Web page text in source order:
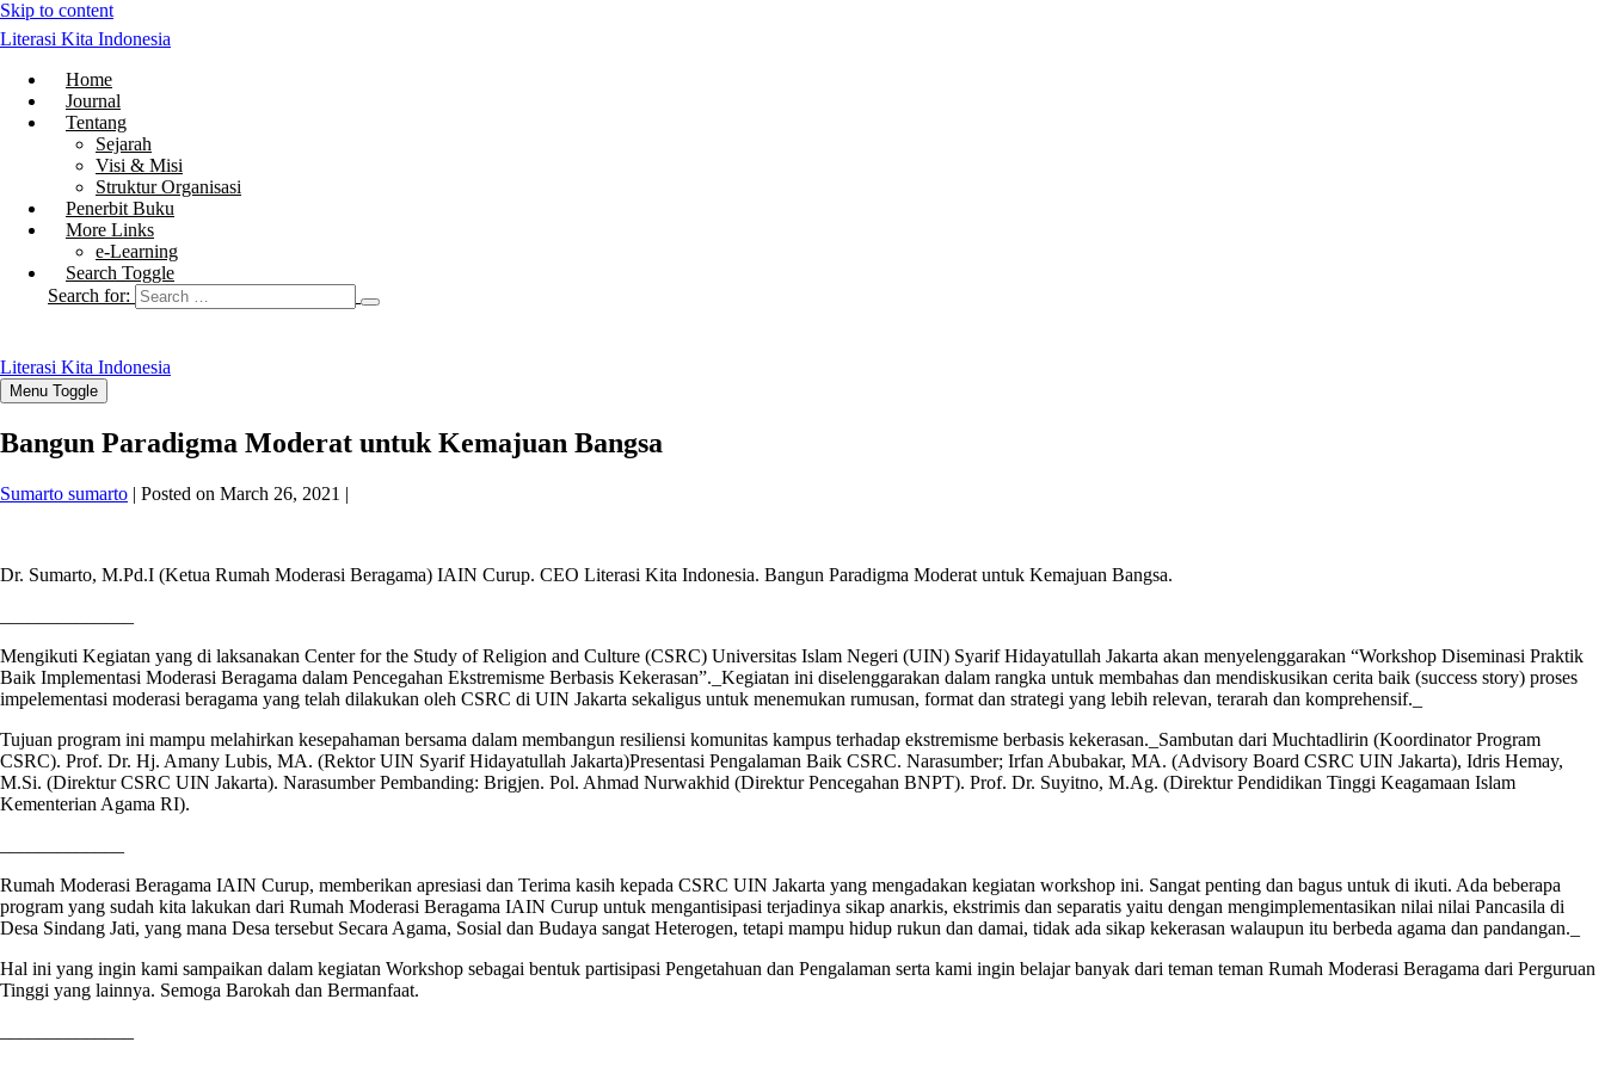
Skip to content
Literasi Kita Indonesia
Home
Journal
Tentang
Sejarah
Visi & Misi
Struktur Organisasi
Penerbit Buku
More Links
e-Learning
Search Toggle
Search for:
Literasi Kita Indonesia
Menu Toggle
Bangun Paradigma Moderat untuk Kemajuan Bangsa
Sumarto sumarto | Posted on March 26, 2021 |
Dr. Sumarto, M.Pd.I (Ketua Rumah Moderasi Beragama) IAIN Curup. CEO Literasi Kita Indonesia. Bangun Paradigma Moderat untuk Kemajuan Bangsa.
Mengikuti Kegiatan yang di laksanakan Center for the Study of Religion and Culture (CSRC) Universitas Islam Negeri (UIN) Syarif Hidayatullah Jakarta akan menyelenggarakan “Workshop Diseminasi Praktik
Baik Implementasi Moderasi Beragama dalam Pencegahan Ekstremisme Berbasis Kekerasan”._Kegiatan ini diselenggarakan dalam rangka untuk membahas dan mendiskusikan cerita baik (success story) proses
impelementasi moderasi beragama yang telah dilakukan oleh CSRC di UIN Jakarta sekaligus untuk menemukan rumusan, format dan strategi yang lebih relevan, terarah dan komprehensif._
Tujuan program ini mampu melahirkan kesepahaman bersama dalam membangun resiliensi komunitas kampus terhadap ekstremisme berbasis kekerasan._Sambutan dari Muchtadlirin (Koordinator Program
CSRC). Prof. Dr. Hj. Amany Lubis, MA. (Rektor UIN Syarif Hidayatullah Jakarta)Presentasi Pengalaman Baik CSRC. Narasumber; Irfan Abubakar, MA. (Advisory Board CSRC UIN Jakarta), Idris Hemay,
M.Si. (Direktur CSRC UIN Jakarta). Narasumber Pembanding: Brigjen. Pol. Ahmad Nurwakhid (Direktur Pencegahan BNPT). Prof. Dr. Suyitno, M.Ag. (Direktur Pendidikan Tinggi Keagamaan Islam
Kementerian Agama RI).
Rumah Moderasi Beragama IAIN Curup, memberikan apresiasi dan Terima kasih kepada CSRC UIN Jakarta yang mengadakan kegiatan workshop ini. Sangat penting dan bagus untuk di ikuti. Ada beberapa
program yang sudah kita lakukan dari Rumah Moderasi Beragama IAIN Curup untuk mengantisipasi terjadinya sikap anarkis, ekstrimis dan separatis yaitu dengan mengimplementasikan nilai nilai Pancasila di
Desa Sindang Jati, yang mana Desa tersebut Secara Agama, Sosial dan Budaya sangat Heterogen, tetapi mampu hidup rukun dan damai, tidak ada sikap kekerasan walaupun itu berbeda agama dan pandangan._
Hal ini yang ingin kami sampaikan dalam kegiatan Workshop sebagai bentuk partisipasi Pengetahuan dan Pengalaman serta kami ingin belajar banyak dari teman teman Rumah Moderasi Beragama dari Perguruan
Tinggi yang lainnya. Semoga Barokah dan Bermanfaat.